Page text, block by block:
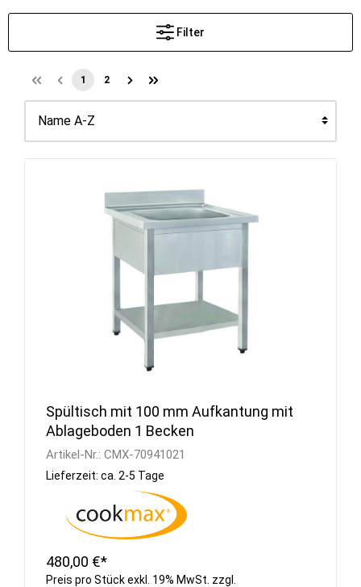
Filter
1 2
Spültisch mit 100 mm Aufkantung mit
Ablageboden 1 Becken
Artikel-Nr.: CMX-70941021
Lieferzeit: ca. 2-5 Tage
480,00 €*
Preis pro Stück exkl. 19% MwSt. zzgl.